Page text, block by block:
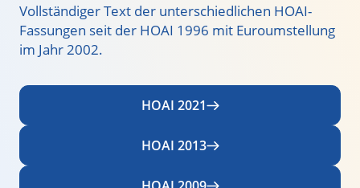
Vollständiger Text der unterschiedlichen HOAI-
Fassungen seit der HOAI 1996 mit Euroumstellung
im Jahr 2002.
HOAI 2021
HOAI 2013